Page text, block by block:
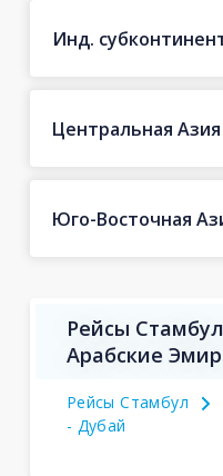
Инд.
Центральная Азия
Юго-Восточная
Рейсы
Арабские
Рейсы Стамбул
- Дубай